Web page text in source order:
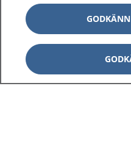
Kontakt
Behandling av